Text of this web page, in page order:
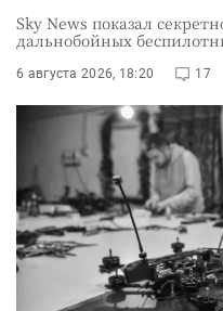
Sky News показал
дальнобойных
6 августа 2026, 18:20 17